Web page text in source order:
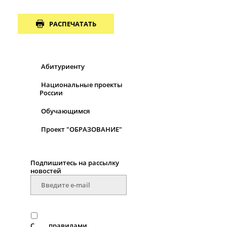
РАСПЕЧАТАТЬ
Абитуриенту
Национальные проекты
России
Обучающимся
Проект "ОБРАЗОВАНИЕ"
Подпишитесь на рассылку
новостей